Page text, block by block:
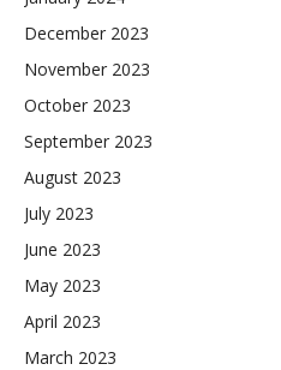
December 2023
November 2023
October 2023
September 2023
August 2023
July 2023
June 2023
May 2023
April 2023
March 2023